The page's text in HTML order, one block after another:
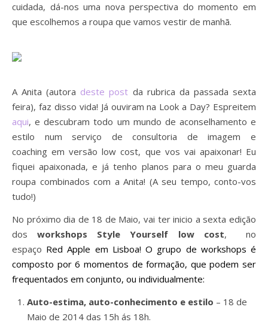
cuidada, dá-nos uma nova perspectiva do momento em
que escolhemos a roupa que vamos vestir de manhã.
A Anita (autora deste post da rubrica da passada sexta
feira), faz disso vida! Já ouviram na Look a Day? Espreitem
aqui, e descubram todo um mundo de aconselhamento e
estilo num serviço de consultoria de imagem e
coaching em versão low cost, que vos vai apaixonar! Eu
fiquei apaixonada, e já tenho planos para o meu guarda
roupa combinados com a Anita! (A seu tempo, conto-vos
tudo!)
No próximo dia de 18 de Maio, vai ter inicio a sexta edição
dosworkshops Style Yourself low cost, no
espaço Red Apple em Lisboa! O grupo de workshops é
composto por 6 momentos de formação, que podem ser
frequentados em conjunto, ou individualmente:
Auto-estima, auto-conhecimento e estilo – 18 de
Maio de 2014 das 15h ás 18h.